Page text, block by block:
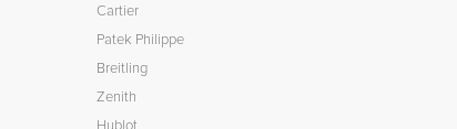
Cartier
Patek Philippe
Breitling
Zenith